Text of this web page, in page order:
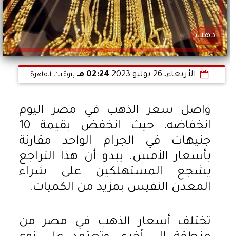
ذهب
الأربعاء، 26 يوليو 2023 02:24 مـ بتوقيت القاهرة
واصل سعر الذهب في مصر اليوم
انخفاضه، حيث انخفض بقيمة 10
جنيهات في الجرام الواحد مقارنة
بأسعار الأمس. يبدو أن هذا التراجع
يشجع المستهلكين على شراء
المعدن النفيس بمزيد من الكميات.
تختلف أسعار الذهب في مصر من